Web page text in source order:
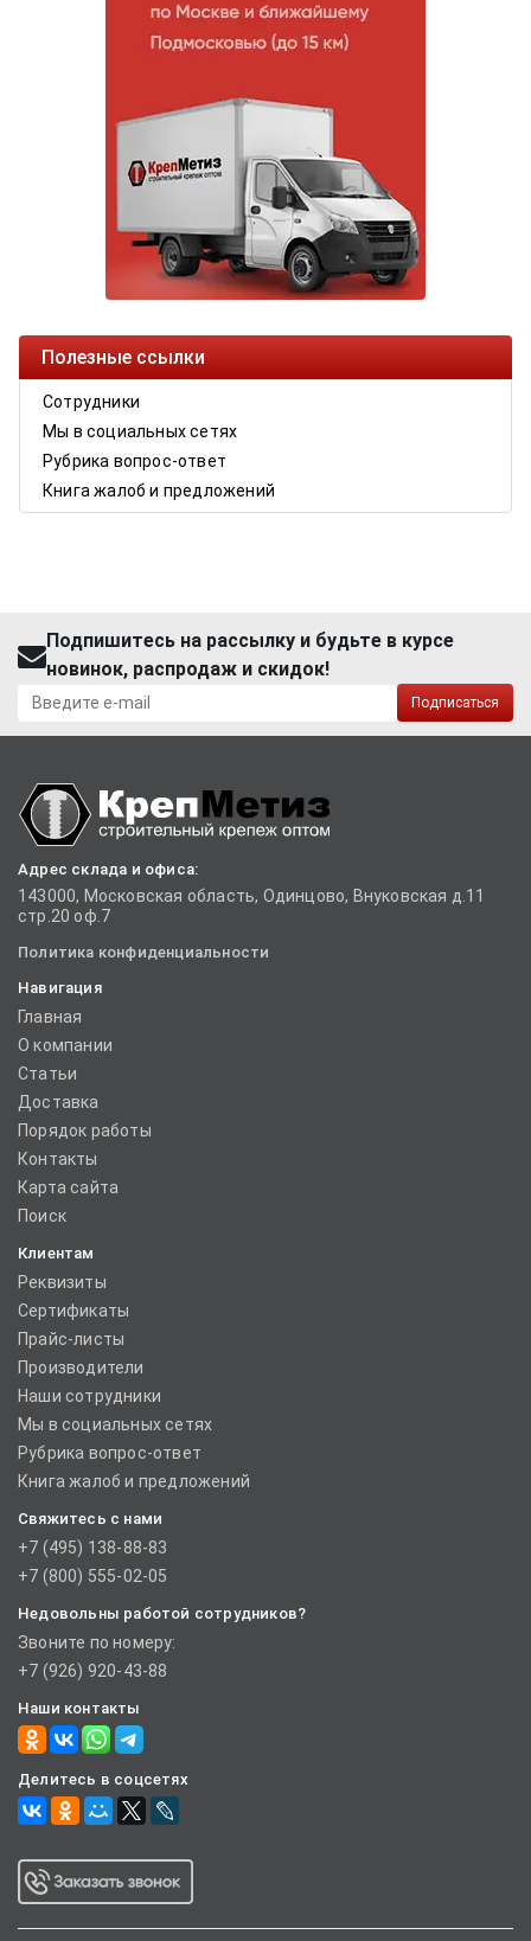
Полезные ссылки
Сотрудники
Мы в социальных сетях
Рубрика вопрос-ответ
Книга жалоб и предложений
Подпишитесь на рассылку и будьте в курсе
новинок, распродаж и скидок!
Подписаться
Адрес склада и офиса:
143000, Московская область, Одинцово, Внуковская д.11
стр.20 оф.7
Политика конфиденциальности
Навигация
Главная
О компании
Статьи
Доставка
Порядок работы
Контакты
Карта сайта
Поиск
Клиентам
Реквизиты
Сертификаты
Прайс-листы
Производители
Наши сотрудники
Мы в социальных сетях
Рубрика вопрос-ответ
Книга жалоб и предложений
Свяжитесь с нами
+7 (495) 138-88-83
+7 (800) 555-02-05
Недовольны работой сотрудников?
Звоните по номеру:
+7 (926) 920-43-88
Наши контакты
Делитесь в соцсетях